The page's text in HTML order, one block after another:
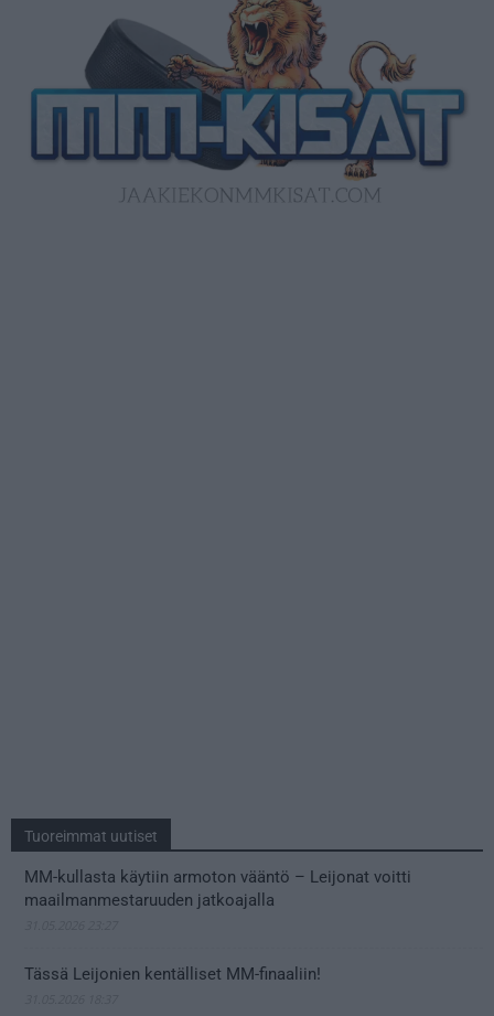
Tuoreimmat uutiset
MM-kullasta käytiin armoton vääntö – Leijonat voitti
maailmanmestaruuden jatkoajalla
Tässä Leijonien kentälliset MM-finaaliin!